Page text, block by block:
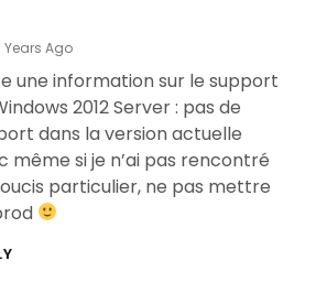
Years Ago
une information sur le support
2012 Server : pas de
dans la version actuelle
même si je n’ai pas rencontré
particulier, ne pas mettre